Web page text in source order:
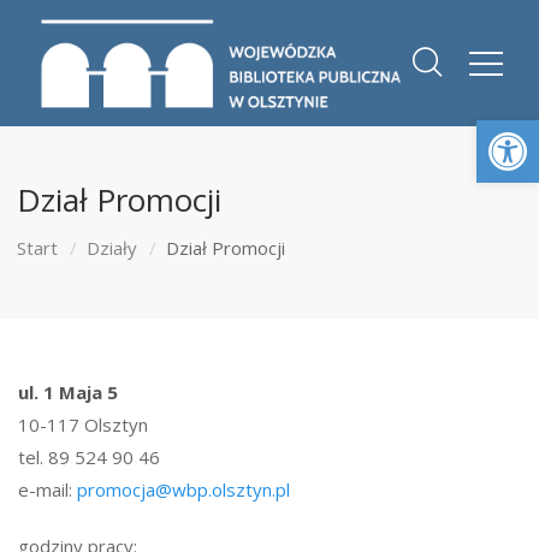
Dział Promocji
Start Działy Dział Promocji
ul. 1 Maja 5
10-117 Olsztyn
tel. 89 524 90 46
e-mail: promocja@wbp.olsztyn.pl
godziny pracy: